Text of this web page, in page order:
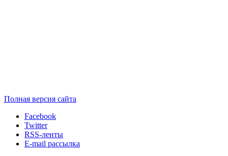
Полная версия сайта
Facebook
Twitter
RSS-ленты
E-mail рассылка